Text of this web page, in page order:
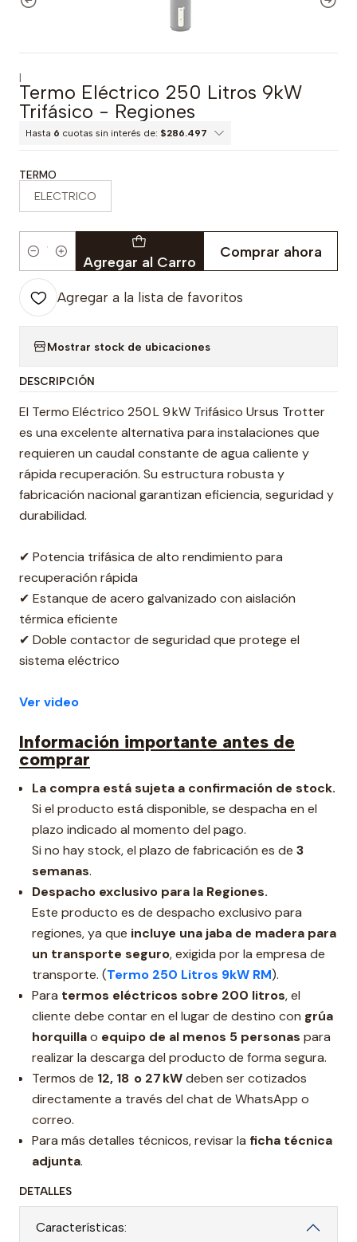
|
Termo Eléctrico 250 Litros 9kW
Trifásico - Regiones
Hasta 6 cuotas sin interés de: $286.497
TERMO
ELECTRICO
Cantidad Agregar al Carro
Comprar ahora
Agregar a la lista de favoritos
Mostrar stock de ubicaciones
DESCRIPCIÓN
El Termo Eléctrico 250 L 9 kW Trifásico Ursus Trotter
es una excelente alternativa para instalaciones que
requieren un caudal constante de agua caliente y
rápida recuperación. Su estructura robusta y
fabricación nacional garantizan eficiencia, seguridad y
durabilidad.
✔ Potencia trifásica de alto rendimiento para
recuperación rápida
✔ Estanque de acero galvanizado con aislación
térmica eficiente
✔ Doble contactor de seguridad que protege el
sistema eléctrico
Ver video
Información importante antes de
comprar
La compra está sujeta a confirmación de stock.
Si el producto está disponible, se despacha en el
plazo indicado al momento del pago.
Si no hay stock, el plazo de fabricación es de 3
semanas.
Despacho exclusivo para la Regiones.
Este producto es de despacho exclusivo para
regiones, ya que incluye una jaba de madera para
un transporte seguro, exigida por la empresa de
transporte. (Termo 250 Litros 9kW RM).
Para termos eléctricos sobre 200 litros, el
cliente debe contar en el lugar de destino con grúa
horquillao equipo de al menos 5 personas para
realizar la descarga del producto de forma segura.
Termos de 12, 18 o 27 kWdeben ser cotizados
directamente a través del chat de WhatsApp o
correo.
Para más detalles técnicos, revisar la ficha técnica
adjunta.
DETALLES
Características: